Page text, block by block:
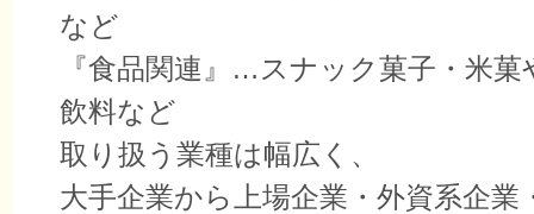
など
『食品関連』…スナック菓子・米菓
飲料など
取り扱う業種は幅広く、
大手企業から上場企業・外資系企業